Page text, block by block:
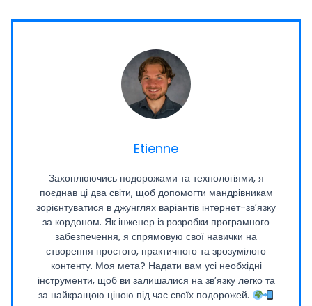
Etienne
Захоплюючись подорожами та технологіями, я
поєднав ці два світи, щоб допомогти мандрівникам
зорієнтуватися в джунглях варіантів інтернет-зв’язку
за кордоном. Як інженер із розробки програмного
забезпечення, я спрямовую свої навички на
створення простого, практичного та зрозумілого
контенту. Моя мета? Надати вам усі необхідні
інструменти, щоб ви залишалися на зв’язку легко та
за найкращою ціною під час своїх подорожей.